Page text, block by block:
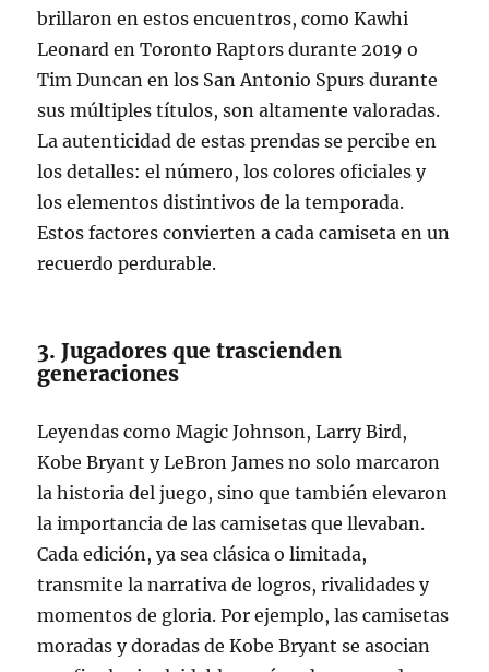
brillaron en estos encuentros, como Kawhi
Leonard en Toronto Raptors durante 2019 o
Tim Duncan en los San Antonio Spurs durante
sus múltiples títulos, son altamente valoradas.
La autenticidad de estas prendas se percibe en
los detalles: el número, los colores oficiales y
los elementos distintivos de la temporada.
Estos factores convierten a cada camiseta en un
recuerdo perdurable.
3. Jugadores que trascienden
generaciones
Leyendas como Magic Johnson, Larry Bird,
Kobe Bryant y LeBron James no solo marcaron
la historia del juego, sino que también elevaron
la importancia de las camisetas que llevaban.
Cada edición, ya sea clásica o limitada,
transmite la narrativa de logros, rivalidades y
momentos de gloria. Por ejemplo, las camisetas
moradas y doradas de Kobe Bryant se asocian